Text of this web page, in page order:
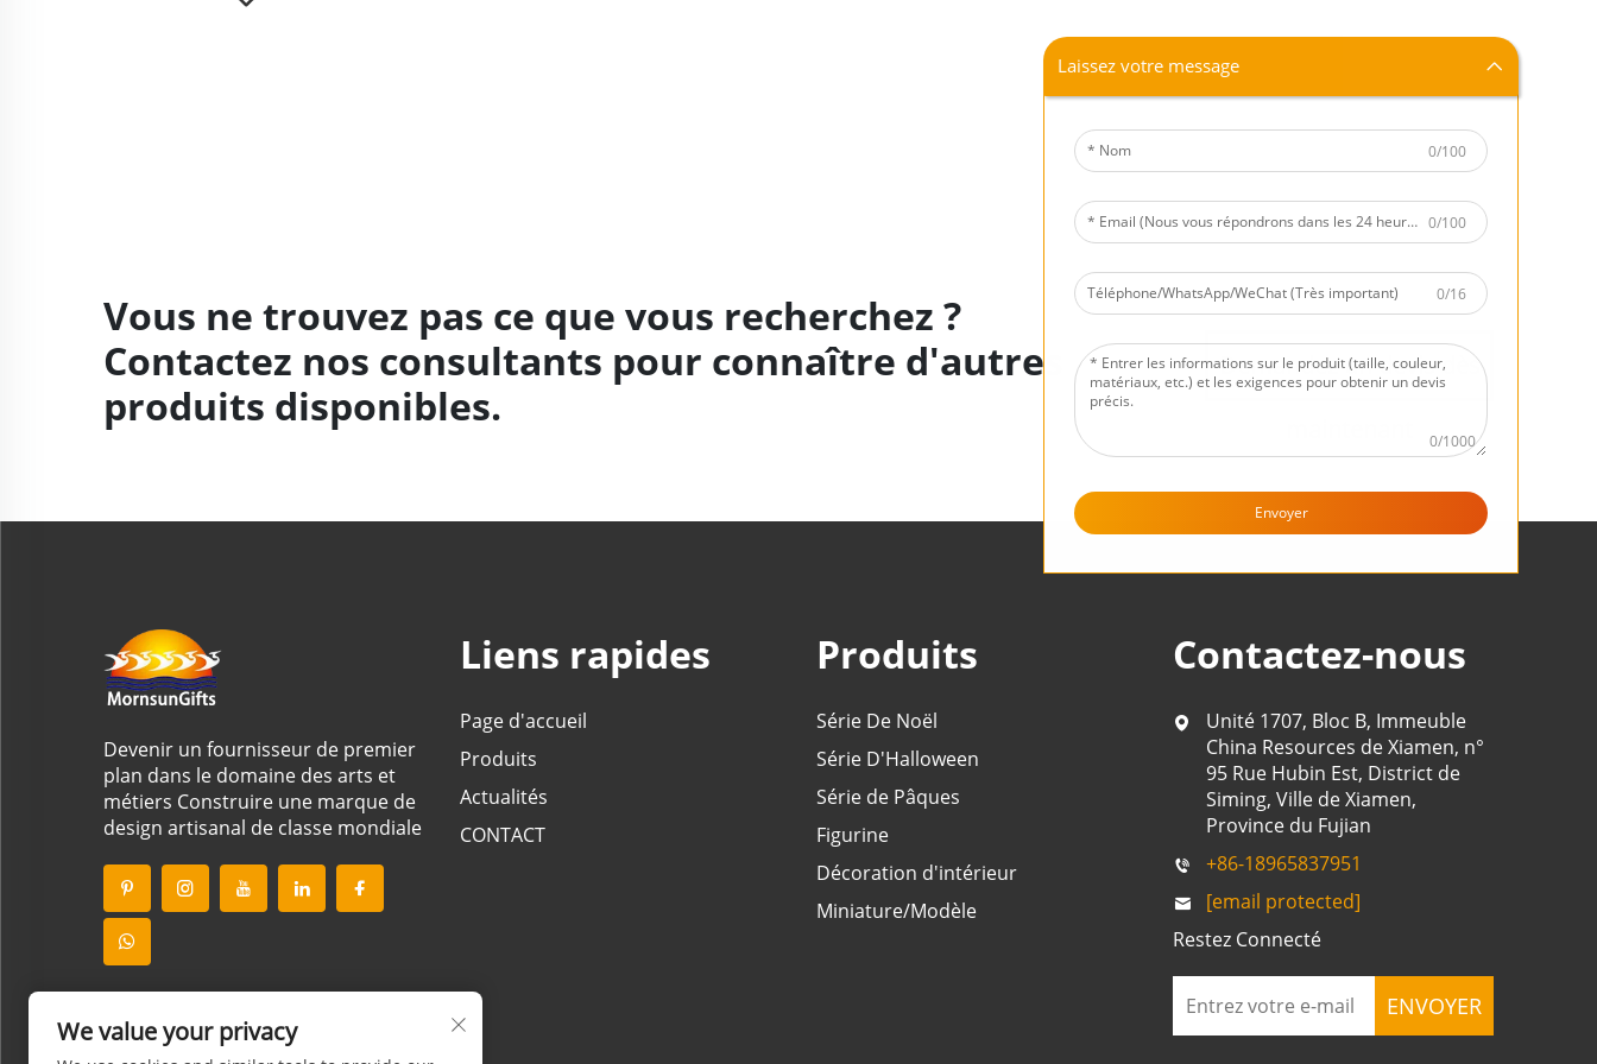
Laissez votre message
0/100
0/100
0/16
0/1000
Envoyer
Vous ne trouvez pas ce que vous recherchez ?
Contactez nos consultants pour connaître d'autres
produits disponibles.
Demandez un devis dès
Devenir un fournisseur de premier
plan dans le domaine des arts et
métiers Construire une marque de
design artisanal de classe mondiale
Liens rapides
Page d'accueil
Produits
Actualités
CONTACT
Produits
Série De Noël
Série D'Halloween
Série de Pâques
Figurine
Décoration d'intérieur
Miniature/Modèle
Contactez-nous
Unité 1707, Bloc B, Immeuble
China Resources de Xiamen, n°
95 Rue Hubin Est, District de
Siming, Ville de Xiamen,
Province du Fujian
+86-18965837951
[email protected]
Restez Connecté
ENVOYER
We value your privacy